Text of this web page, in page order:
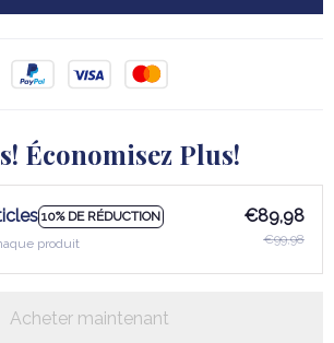
Économisez Plus!
10% DE RÉDUCTION
produit
€89,98
€99,98
Acheter maintenant